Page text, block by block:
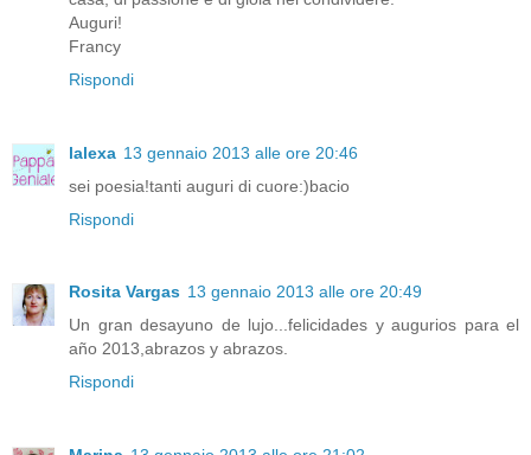
Auguri!
Francy
Rispondi
lalexa 13 gennaio 2013 alle ore 20:46
sei poesia!tanti auguri di cuore:)bacio
Rispondi
Rosita Vargas 13 gennaio 2013 alle ore 20:49
Un gran desayuno de lujo...felicidades y augurios para el
año 2013,abrazos y abrazos.
Rispondi